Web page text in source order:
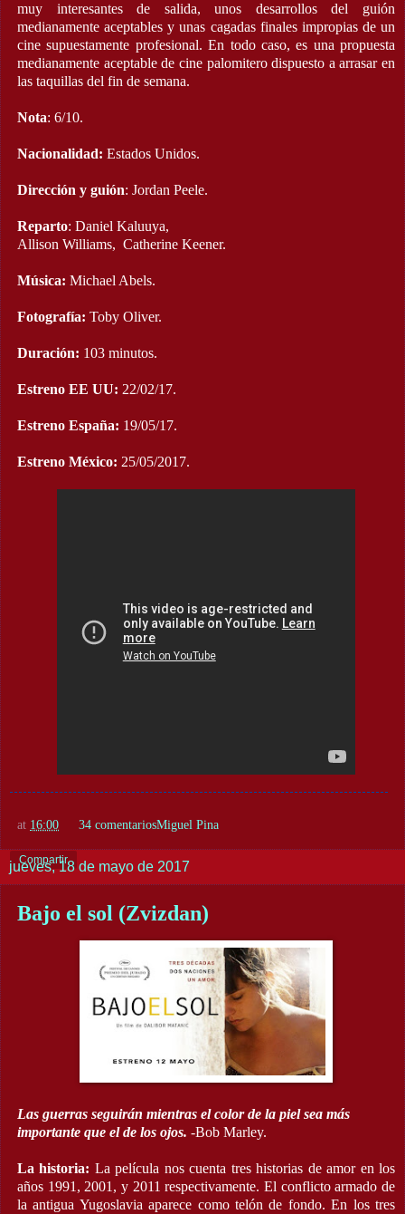
muy interesantes de salida, unos desarrollos del guión
medianamente aceptables y unas cagadas finales impropias de un
cine supuestamente profesional. En todo caso, es una propuesta
medianamente aceptable de cine palomitero dispuesto a arrasar en
las taquillas del fin de semana.
Nota: 6/10.
Nacionalidad: Estados Unidos.
Dirección y guión: Jordan Peele.
Reparto: Daniel Kaluuya,
Allison Williams, Catherine Keener.
Música: Michael Abels.
Fotografía: Toby Oliver.
Duración: 103 minutos.
Estreno EE UU: 22/02/17.
Estreno España: 19/05/17.
Estreno México: 25/05/2017.
Miguel Pina
at 16:00 34 comentarios
Compartir
jueves, 18 de mayo de 2017
Bajo el sol (Zvizdan)
Las guerras seguirán mientras el color de la piel sea más
importante que el de los ojos. -Bob Marley.
La historia: La película nos cuenta tres historias de amor en los
años 1991, 2001, y 2011 respectivamente. El conflicto armado de
la antigua Yugoslavia aparece como telón de fondo. En los tres